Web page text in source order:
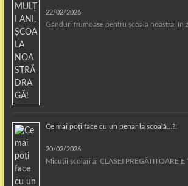
22/02/2026
Gânduri frumoase pentru școala noastră, în
Ce mai poți face cu un penar la școală…?!
20/02/2026
Micuții școlari ai CLASEI PREGĂTITOARE E